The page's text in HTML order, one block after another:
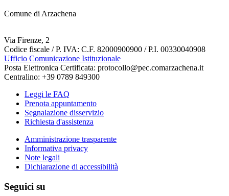
Comune di Arzachena
Via Firenze, 2
Codice fiscale / P. IVA: C.F. 82000900900 / P.I. 00330040908
Ufficio Comunicazione Istituzionale
Posta Elettronica Certificata: protocollo@pec.comarzachena.it
Centralino: +39 0789 849300
Leggi le FAQ
Prenota appuntamento
Segnalazione disservizio
Richiesta d'assistenza
Amministrazione trasparente
Informativa privacy
Note legali
Dichiarazione di accessibilità
Seguici su